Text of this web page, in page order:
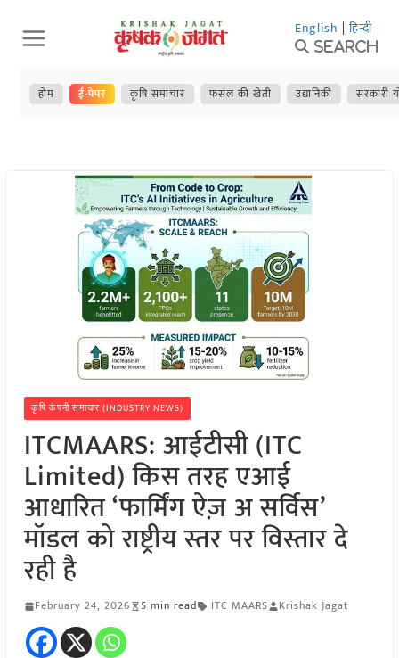
Skip
to
content
English | हिन्दी
Search
होम ई-पेपर कृषि समाचार फसल की खेती उद्यानिकी सरकारी
कृषि कंपनी समाचार (INDUSTRY NEWS)
ITCMAARS: आईटीसी (ITC
Limited) किस तरह एआई
आधारित ‘फार्मिंग ऐज़ अ सर्विस’
मॉडल को राष्ट्रीय स्तर पर विस्तार दे
रही है
February 24, 2026 5 min read ITC MAARS Krishak Jagat